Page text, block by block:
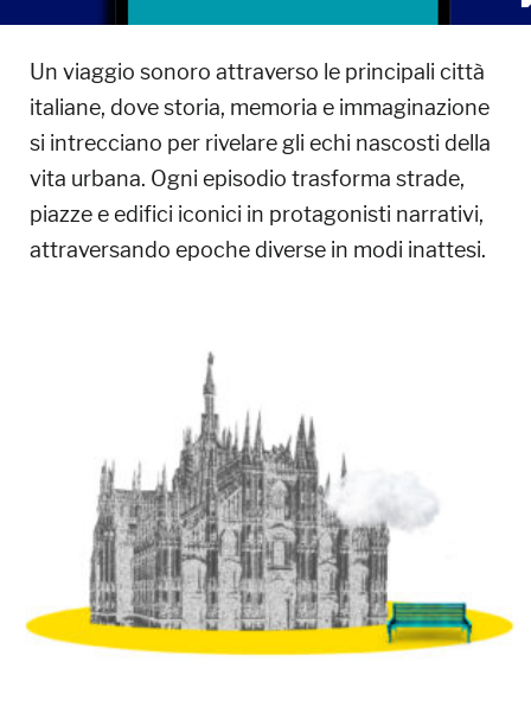
Un viaggio sonoro attraverso le principali città
italiane, dove storia, memoria e immaginazione
si intrecciano per rivelare gli echi nascosti della
vita urbana. Ogni episodio trasforma strade,
piazze e edifici iconici in protagonisti narrativi,
attraversando epoche diverse in modi inattesi.